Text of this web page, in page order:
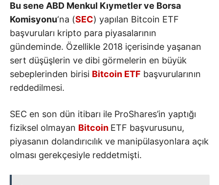
Bu sene ABD Menkul Kıymetler ve Borsa
Komisyonu‘na (SEC) yapılan Bitcoin ETF
başvuruları kripto para piyasalarının
gündeminde. Özellikle 2018 içerisinde yaşanan
sert düşüşlerin ve dibi görmelerin en büyük
sebeplerinden birisi Bitcoin ETF başvurularının
reddedilmesi.
SEC en son dün itibarı ile ProShares’in yaptığı
fiziksel olmayan Bitcoin ETF başvurusunu,
piyasanın dolandırıcılık ve manipülasyonlara açık
olması gerekçesiyle reddetmişti.